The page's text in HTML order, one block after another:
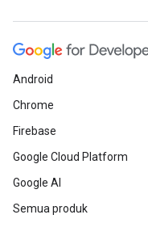
Android
Chrome
Firebase
Google Cloud Platform
Google AI
Semua produk